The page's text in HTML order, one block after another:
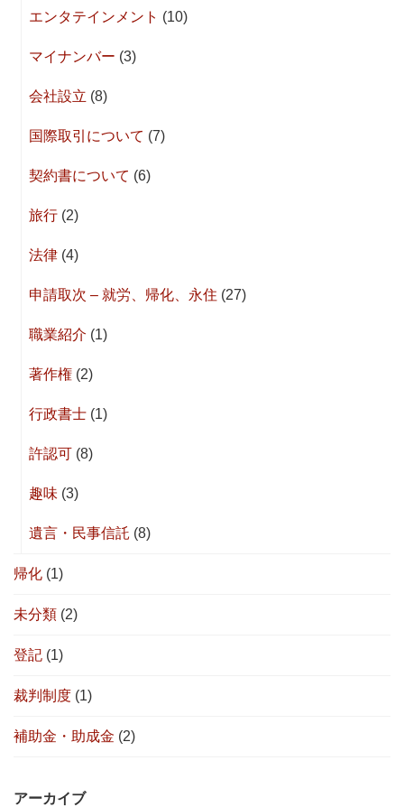
エンタテインメント (10)
マイナンバー (3)
会社設立 (8)
国際取引について (7)
契約書について (6)
旅行 (2)
法律 (4)
申請取次 – 就労、帰化、永住 (27)
職業紹介 (1)
著作権 (2)
行政書士 (1)
許認可 (8)
趣味 (3)
遺言・民事信託 (8)
帰化 (1)
未分類 (2)
登記 (1)
裁判制度 (1)
補助金・助成金 (2)
アーカイブ